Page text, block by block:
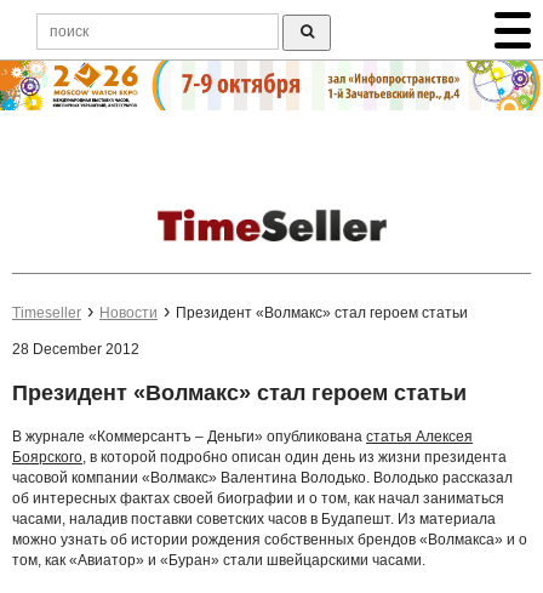
Timeseller Новости Президент «Волмакс» стал героем статьи
28 December 2012
Президент «Волмакс» стал героем статьи
В журнале «Коммерсантъ – Деньги» опубликована статья Алексея
Боярского, в которой подробно описан один день из жизни президента
часовой компании «Волмакс» Валентина Володько. Володько рассказал
об интересных фактах своей биографии и о том, как начал заниматься
часами, наладив поставки советских часов в Будапешт. Из материала
можно узнать об истории рождения собственных брендов «Волмакса» и о
том, как «Авиатор» и «Буран» стали швейцарскими часами.